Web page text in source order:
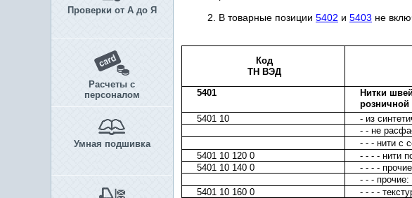
Проверки от А до Я
Расчеты с
персоналом
Умная подшивка
2. В товарные позиции 5402 и 5403 не
Код
ТН ВЭД
5401
Нитки
розничной
5401 10
- из
- - не
- - - нити с
5401 10 120 0
- - - - нити
5401 10 140 0
- - - - прочие
- - - прочие:
5401 10 160 0
- - - -